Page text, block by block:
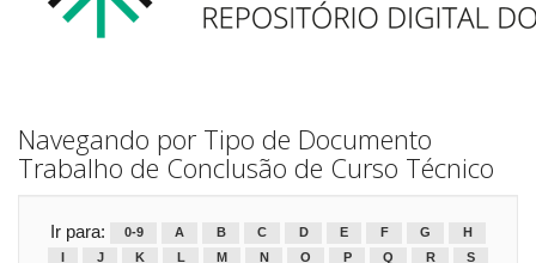
Navegando por Tipo de Documento
Trabalho de Conclusão de Curso Técnico
Ir para: 0-9 A B C D E F G
H
J K L M N O P Q R
S